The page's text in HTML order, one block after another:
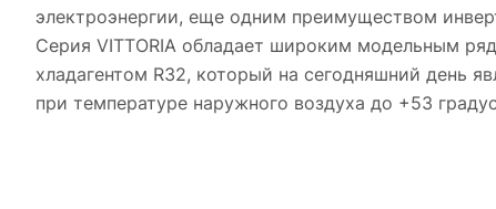
электроэнергии, еще одним преимуществом
Серия VITTORIA обладает широким модельным
хладагентом R32, который на сегодняшний день
при температуре наружного воздуха до +53